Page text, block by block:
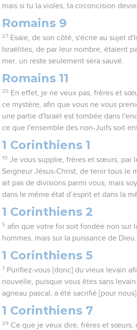
mais si tu la violes, ta circoncision
Romains 9
27 Esaïe, de son côté, s'écrie au sujet
Israélites, de par leur nombre, étaient
mer, un reste seulement sera sauvé.
Romains 11
25 En effet, je ne veux pas, frères et
ce mystère, afin que vous ne vous
une partie d'Israël est tombée dans
ce que l'ensemble des non-Juifs soit
1 Corinthiens 1
10 Je vous supplie, frères et sœurs, par
Seigneur Jésus-Christ, de tenir tous le
ait pas de divisions parmi vous, mais
dans le même état d’esprit et dans la
1 Corinthiens 2
5 afin que votre foi soit fondée non sur
hommes, mais sur la puissance de Dieu.
1 Corinthiens 5
7 Purifiez-vous [donc] du vieux levain
nouvelle, puisque vous êtes sans
agneau pascal, a été sacrifié [pour nous].
1 Corinthiens 7
29 Ce que je veux dire, frères et sœurs,